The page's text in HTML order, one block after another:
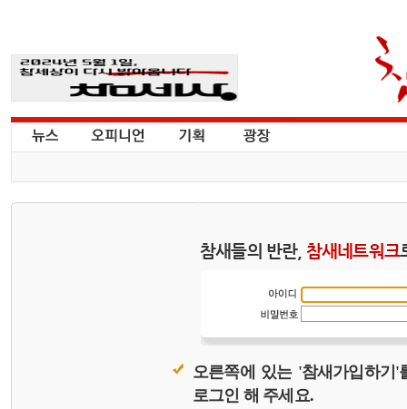
참새들의 반란, 참새네트워크
오른쪽에 있는 '참새가입하기
로그인 해 주세요.